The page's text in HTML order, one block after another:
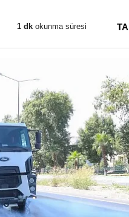
1 dk okunma süresi